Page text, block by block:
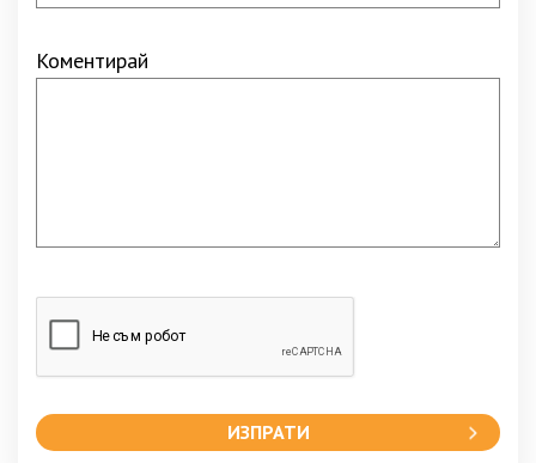
Коментирай
ИЗПРАТИ